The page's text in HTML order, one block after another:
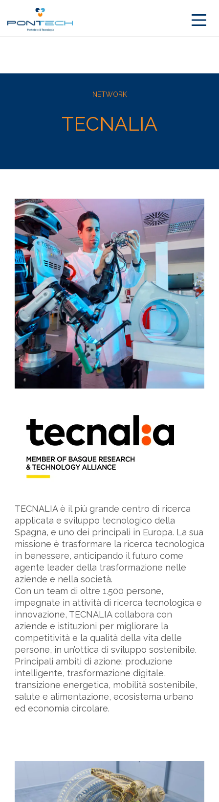
NETWORK
TECNALIA
TECNALIA è il più grande centro di ricerca
applicata e sviluppo tecnologico della
Spagna, e uno dei principali in Europa. La sua
missione è trasformare la ricerca tecnologica
in benessere, anticipando il futuro come
agente leader della trasformazione nelle
aziende e nella società.
Con un team di oltre 1.500 persone,
impegnate in attività di ricerca tecnologica e
innovazione, TECNALIA collabora con
aziende e istituzioni per migliorare la
competitività e la qualità della vita delle
persone, in un’ottica di sviluppo sostenibile.
Principali ambiti di azione: produzione
intelligente, trasformazione digitale,
transizione energetica, mobilità sostenibile,
salute e alimentazione, ecosistema urbano
ed economia circolare.